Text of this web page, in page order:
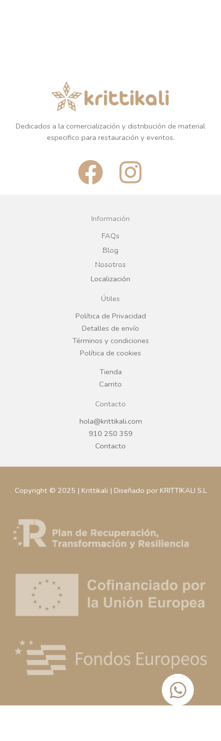
Dedicados a la comercialización y distribución de material
especifico para restauración y eventos.
F
a
c
e
b
o
o
k
I
n
g
r
a
Información
FAQs
Blog
Nosotros
Localización
Útiles
Política de Privacidad
Detalles de envío
Términos y condiciones
Política de cookies
Tienda
Carrito
Contacto
hola@krittikali.com
910 250 359
Contacto
Copyright © 2025 | Krittikali | Diseñado por KRITTIKALI S.L